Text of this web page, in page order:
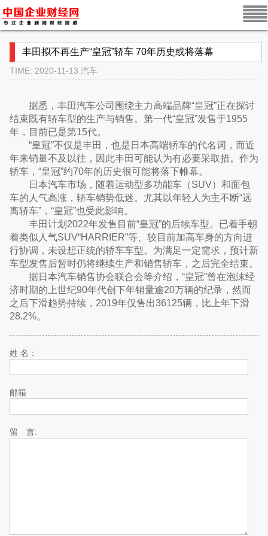
丰田拟不再生产“皇冠”轿车 70年历史或将落幕
TIME: 2020-11-13 汽车
据悉，丰田汽车公司围绕主力高端品牌“皇冠”正在探讨
结束既有轿车型的生产与销售。第一代“皇冠”发售于1955
年，目前已是第15代。
“皇冠”不仅是丰田，也是日本高端轿车的代名词，而近
年来销量不及以往，因此丰田可能认为有必要采取措。作为
轿车，“皇冠”约70年的历史很可能将落下帷幕。
日本汽车市场，随着运动型多功能车（SUV）和面包
车的人气高涨，轿车销势低迷。尤其以年轻人为主不断“远
离轿车”，“皇冠”也受此影响。
丰田计划2022年发售目前“皇冠”的后续车型。已着手朝
着类似人气SUV“HARRIER”等、较目前加高车身的方向进
行协调，未设想正统的轿车车型。为满足一定需求，预计新
车型发售后暂时仍将继续生产和销售轿车，之后完全结束。
据日本汽车销售协会联合会等介绍，“皇冠”曾在泡沫经
济时期的上世纪90年代创下年销量逾20万辆的纪录，然而
之后下滑趋势持续，2019年仅售出36125辆，比上年下滑
28.2%。
姓 名：
邮箱
留 言: